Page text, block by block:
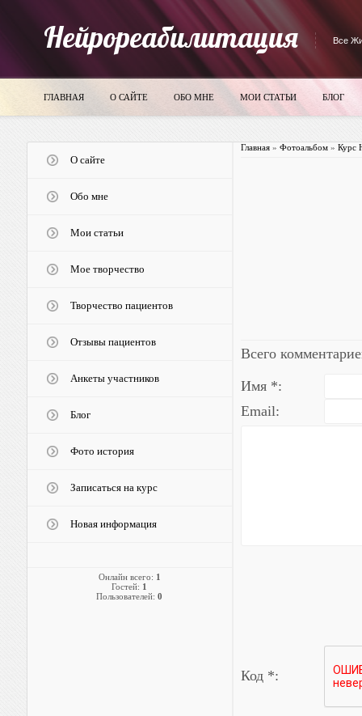
Нейрореабилитация Все
ГЛАВНАЯ О САЙТЕ ОБО МНЕ МОИ СТАТЬИ БЛОГ
О сайте
Обо мне
Мои статьи
Мое творчество
Творчество пациентов
Отзывы пациентов
Анкеты участников
Блог
Фото история
Записаться на курс
Новая информация
Онлайн всего: 1
Гостей: 1
Пользователей: 0
Главная» Фотоальбом» Курс
Всего
Имя *:
Email:
Код *: